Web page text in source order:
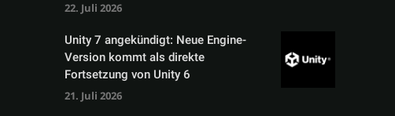
22. Juli 2026
Unity 7 angekündigt: Neue Engine-
Version kommt als direkte
Fortsetzung von Unity 6
21. Juli 2026